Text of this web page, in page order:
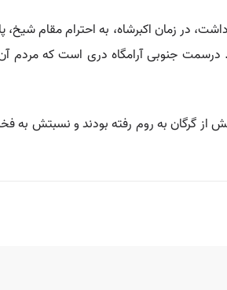
در زمان اکبرشاه، به احترام مقام شیخ،
جنوبی آرامگاه دری است که مردم
از گرگان به روم رفته بودند و نسبتش به